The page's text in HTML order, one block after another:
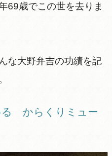
69歳でこの世を去りま
な大野弁吉の功績を記
る からくりミュー